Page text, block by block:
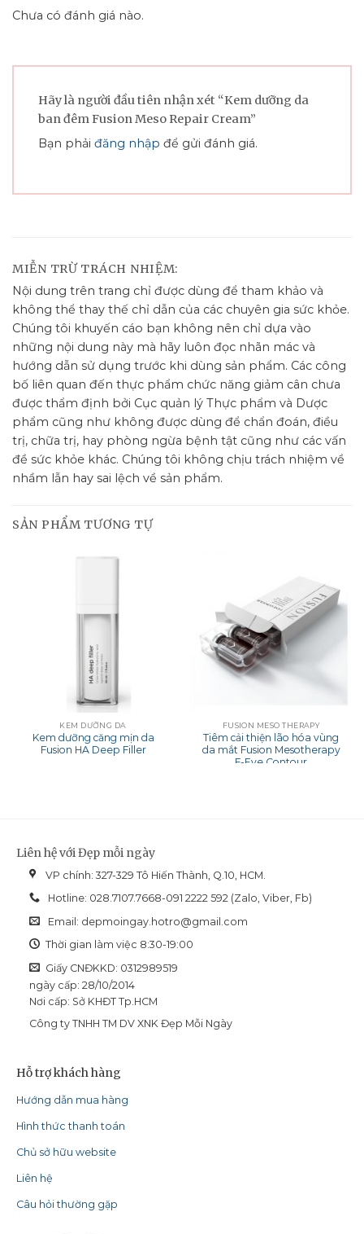
Chưa có đánh giá nào.
Hãy là người đầu tiên nhận xét “Kem dưỡng da
ban đêm Fusion Meso Repair Cream”
Bạn phải đăng nhập để gửi đánh giá.
MIỄN TRỪ TRÁCH NHIỆM:
Nội dung trên trang chỉ được dùng để tham khảo và
không thể thay thế chỉ dẫn của các chuyên gia sức khỏe.
Chúng tôi khuyến cáo bạn không nên chỉ dựa vào
những nội dung này mà hãy luôn đọc nhãn mác và
hướng dẫn sử dụng trước khi dùng sản phẩm. Các công
bố liên quan đến thực phẩm chức năng giảm cân chưa
được thẩm định bởi Cục quản lý Thực phẩm và Dược
phẩm cũng như không được dùng để chẩn đoán, điều
trị, chữa trị, hay phòng ngừa bệnh tật cũng như các vấn
đề sức khỏe khác. Chúng tôi không chịu trách nhiệm về
nhầm lẫn hay sai lệch về sản phẩm.
SẢN PHẨM TƯƠNG TỰ
KEM DƯỠNG DA
Kem dưỡng căng mịn da
Fusion HA Deep Filler
FUSION MESO THERAPY
Tiêm cải thiện lão hóa vùng
da mắt Fusion Mesotherapy
F-Eye Contour
Liên hệ với Đẹp mỗi ngày
VP chính: 327-329 Tô Hiến Thành, Q.10, HCM.
Hotline: 028.7107.7668-091 2222 592 (Zalo, Viber, Fb)
Email: depmoingay.hotro@gmail.com
Thời gian làm việc 8:30-19:00
Giấy CNĐKKD: 0312989519
ngày cấp: 28/10/2014
Nơi cấp: Sở KHĐT Tp.HCM
Công ty TNHH TM DV XNK Đẹp Mỗi Ngày
Hỗ trợ khách hàng
Hướng dẫn mua hàng
Hình thức thanh toán
Chủ sở hữu website
Liên hệ
Câu hỏi thường gặp